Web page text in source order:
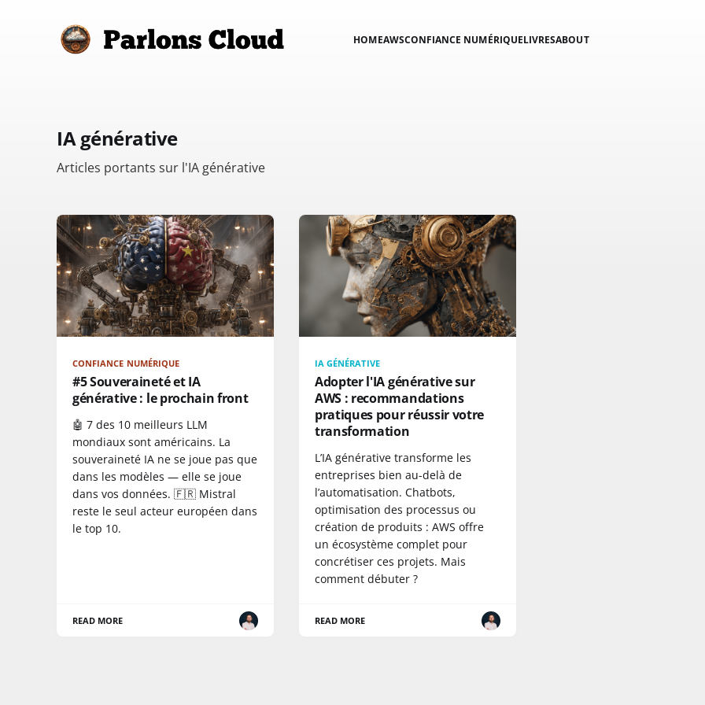
HOMEAWSCONFIANCE NUMÉRIQUELIVRESABOUT
IA générative
Articles portants sur l'IA générative
CONFIANCE NUMÉRIQUE
#5 Souveraineté et IA
générative : le prochain front
🤖 7 des 10 meilleurs LLM
mondiaux sont américains. La
souveraineté IA ne se joue pas que
dans les modèles — elle se joue
dans vos données. 🇫🇷 Mistral
reste le seul acteur européen dans
le top 10.
READ MORE
IA GÉNÉRATIVE
Adopter l'IA générative sur
AWS : recommandations
pratiques pour réussir votre
transformation
L’IA générative transforme les
entreprises bien au-delà de
l’automatisation. Chatbots,
optimisation des processus ou
création de produits : AWS offre
un écosystème complet pour
concrétiser ces projets. Mais
comment débuter ?
READ MORE